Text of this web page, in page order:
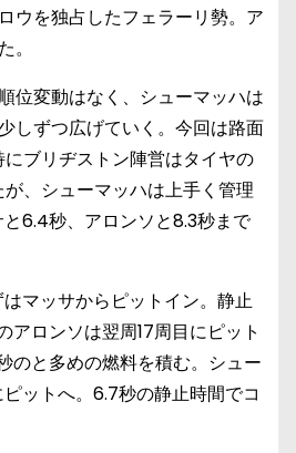
ウを独占したフェラーリ勢。ア
。
位変動はなく、シューマッハは
しずつ広げていく。今回は路面
ブリヂストン陣営はタイヤの
、シューマッハは上手く管理
と6.4秒、アロンソと8.3秒まで
マッサからピットイン。静止
アロンソは翌周17周目にピット
のと多めの燃料を積む。シュー
ットへ。6.7秒の静止時間でコ